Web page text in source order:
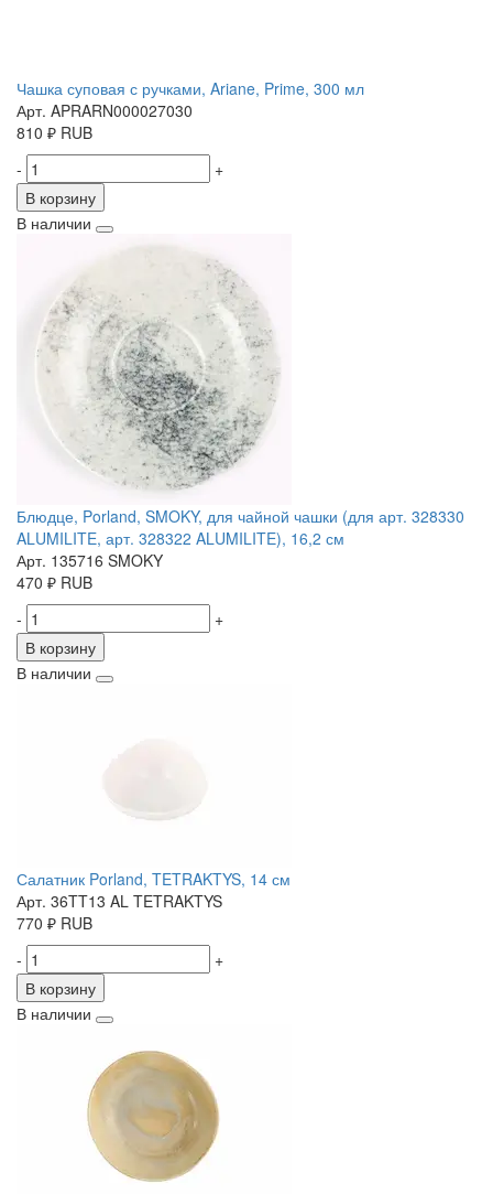
Чашка суповая с ручками, Ariane, Prime, 300 мл
Арт. APRARN000027030
810 ₽ RUB
-
+
В корзину
В наличии
Блюдце, Porland, SMOKY, для чайной чашки (для арт. 328330
ALUMILITE, арт. 328322 ALUMILITE), 16,2 см
Арт. 135716 SMOKY
470 ₽ RUB
-
+
В корзину
В наличии
Салатник Porland, TETRAKTYS, 14 см
Арт. 36TT13 AL TETRAKTYS
770 ₽ RUB
-
+
В корзину
В наличии